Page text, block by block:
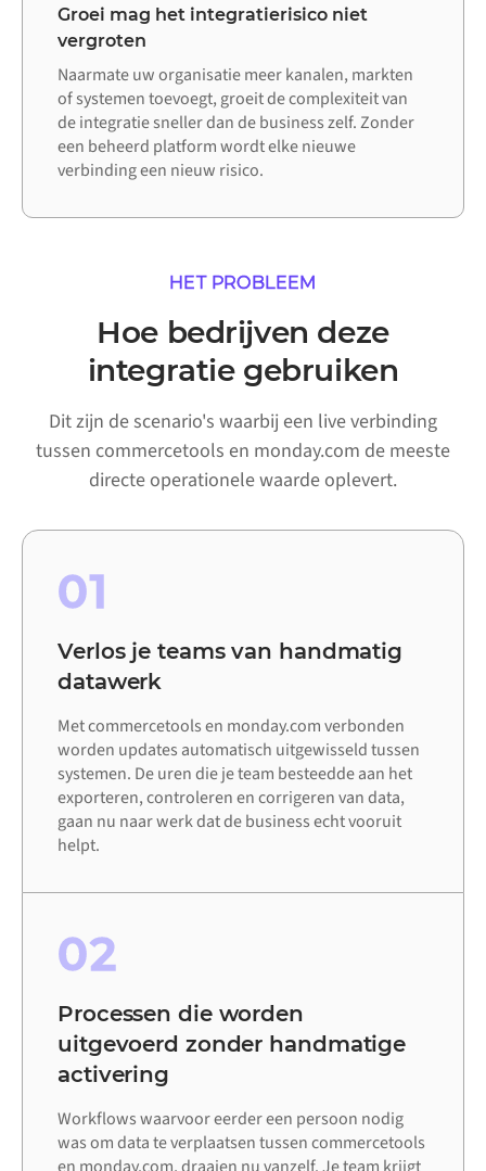
Groei mag het integratierisico niet
vergroten
Naarmate uw organisatie meer kanalen, markten
of systemen toevoegt, groeit de complexiteit van
de integratie sneller dan de business zelf. Zonder
een beheerd platform wordt elke nieuwe
verbinding een nieuw risico.
HET PROBLEEM
Hoe bedrijven deze
integratie gebruiken
Dit zijn de scenario's waarbij een live verbinding
tussen commercetools en monday.com de meeste
directe operationele waarde oplevert.
01
Verlos je teams van handmatig
datawerk
Met commercetools en monday.com verbonden
worden updates automatisch uitgewisseld tussen
systemen. De uren die je team besteedde aan het
exporteren, controleren en corrigeren van data,
gaan nu naar werk dat de business echt vooruit
helpt.
02
Processen die worden
uitgevoerd zonder handmatige
activering
Workflows waarvoor eerder een persoon nodig
was om data te verplaatsen tussen commercetools